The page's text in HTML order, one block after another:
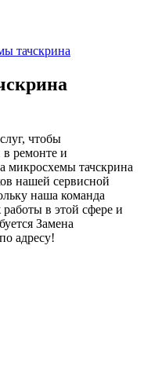
тачскрина
чтобы
в ремонте и
микросхемы тачскрина
нашей сервисной
наша команда
в этой сфере и
Замена
адресу!